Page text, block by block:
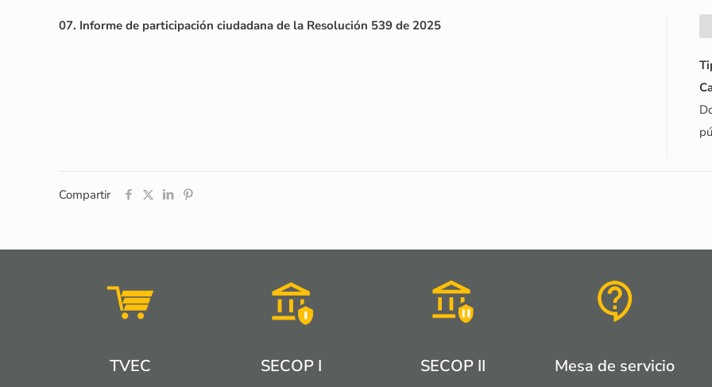
07. Informe de participación ciudadana de la Resolución 539 de 2025
Compartir
TVEC SECOP I SECOP II Mesa de servicio